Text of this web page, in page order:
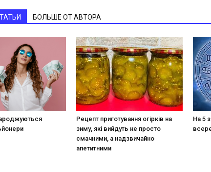
БОЛЬШЕ ОТ АВТОРА
Рецепт приготування огірків на
зиму, які вийдуть не просто
смачними, а надзвичайно
апетитними
На 5